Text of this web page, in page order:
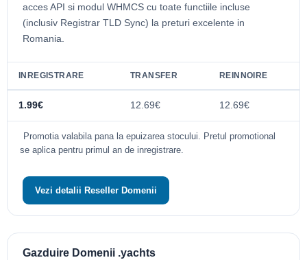
acces API si modul WHMCS cu toate functiile incluse
(inclusiv Registrar TLD Sync) la preturi excelente in
Romania.
INREGISTRARE TRANSFER REINNOIRE
1.99€ 12.69€ 12.69€
Promotia valabila pana la epuizarea stocului. Pretul promotional
se aplica pentru primul an de inregistrare.
Vezi detalii Reseller Domenii
Gazduire Domenii .yachts